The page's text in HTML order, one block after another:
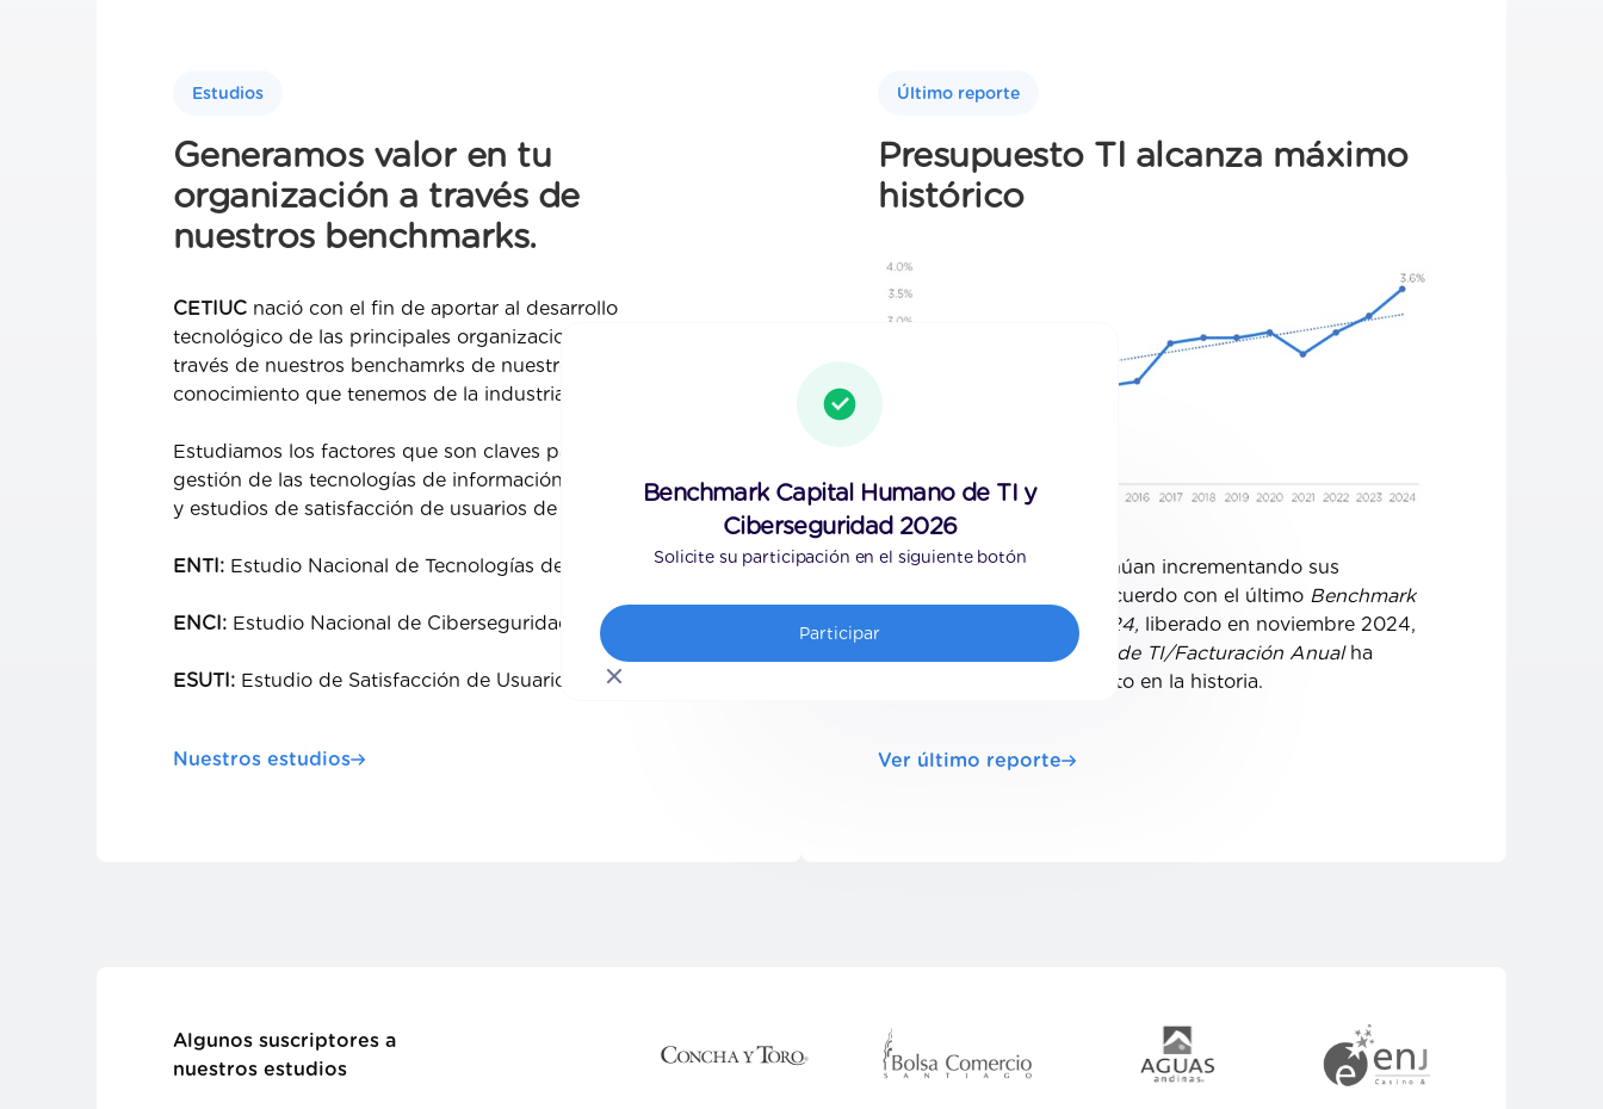
Benchmark Capital Humano de TI y
Ciberseguridad 2026
Solicite su participación en el siguiente botón
Participar
Estudios
Generamos valor en tu
organización a través de
nuestros benchmarks.
CETIUCnació con el fin de aportar al desarrollo
tecnológico de las principales organizaciones del país, a
través de nuestros benchamrks de nuestros estudios y el
conocimiento que tenemos de la industria nacional.
Estudiamos los factores que son claves para la dirección y
gestión de las tecnologías de información, ciberseguridad
y estudios de satisfacción de usuarios de TI.
ENTI:Estudio Nacional de Tecnologías de Información
ENCI:Estudio Nacional de Ciberseguridad
ESUTI:Estudio de Satisfacción de Usuarios de TI
Nuestros estudios
Último reporte
Presupuesto TI alcanza máximo
histórico
Las organizaciones continúan incrementando sus
presupuestos de TI. De acuerdo con el último Benchmark
de Presupuesto de TI 2024, liberado en noviembre 2024,
Presupuesto de TI/Facturación Anualha
alcanzado su nivel más alto en la historia.
Ver último reporte
Algunos suscriptores a
nuestros estudios